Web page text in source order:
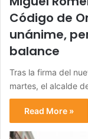
Código de
unánime,
balance
Tras la firma del
martes, el alcalde
Read More »